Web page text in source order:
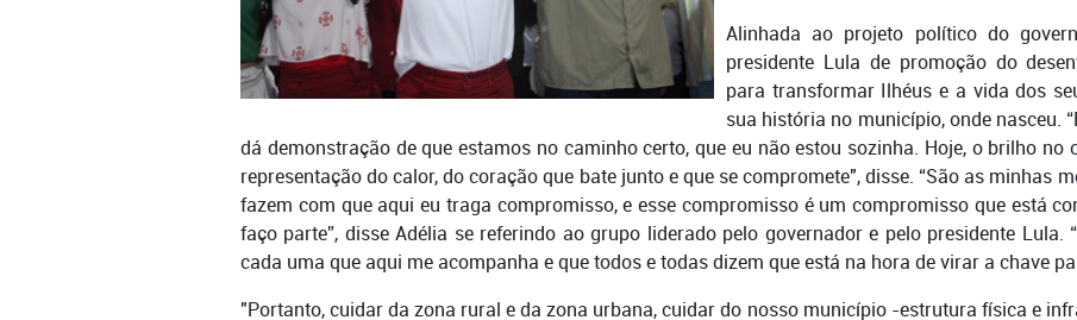
Alinhada ao projeto político do
presidente Lula de promoção do
para transformar Ilhéus e a vida dos
sua história no município, onde nasceu.
dá demonstração de que estamos no caminho certo, que eu não estou sozinha. Hoje, o brilho no
representação do calor, do coração que bate junto e que se compromete", disse. “São as minhas
fazem com que aqui eu traga compromisso, e esse compromisso é um compromisso que está
faço parte”, disse Adélia se referindo ao grupo liderado pelo governador e pelo presidente Lula.
cada uma que aqui me acompanha e que todos e todas dizem que está na hora de virar a chave
"Portanto, cuidar da zona rural e da zona urbana, cuidar do nosso município -estrutura física e